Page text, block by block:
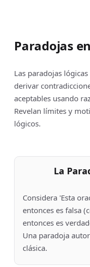
Paradojas
Las paradojas
derivar
aceptables usando
Revelan límites y
lógicos.
La
Considera 'Esta
entonces es falsa
entonces es
Una paradoja
clásica.